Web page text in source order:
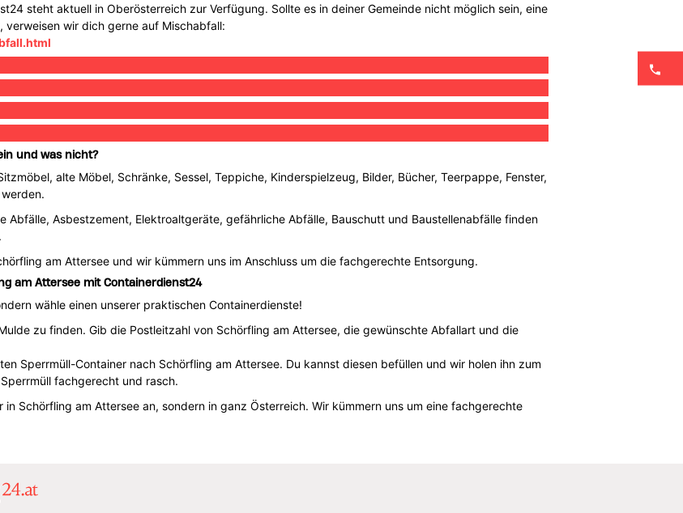
steht aktuell in Oberösterreich zur Verfügung. Sollte es in deiner Gemeinde nicht möglich sein, eine
verweisen wir dich gerne auf Mischabfall:
und was nicht?
alte Möbel, Schränke, Sessel, Teppiche, Kinderspielzeug, Bilder, Bücher, Teerpappe, Fenster,
Abfälle, Asbestzement, Elektroaltgeräte, gefährliche Abfälle, Bauschutt und Baustellenabfälle finden
am Attersee und wir kümmern uns im Anschluss um die fachgerechte Entsorgung.
am Attersee mit Containerdienst24
wähle einen unserer praktischen Containerdienste!
zu finden. Gib die Postleitzahl von Schörfling am Attersee, die gewünschte Abfallart und die
Sperrmüll-Container nach Schörfling am Attersee. Du kannst diesen befüllen und wir holen ihn zum
fachgerecht und rasch.
Schörfling am Attersee an, sondern in ganz Österreich. Wir kümmern uns um eine fachgerechte